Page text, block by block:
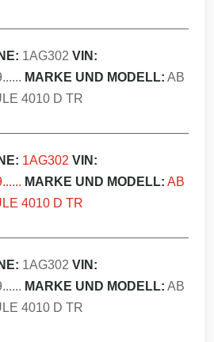
1AG302 VIN:
MARKE UND MODELL: AB
4010 D TR
1AG302 VIN:
MARKE UND MODELL: AB
4010 D TR
1AG302 VIN:
MARKE UND MODELL: AB
4010 D TR